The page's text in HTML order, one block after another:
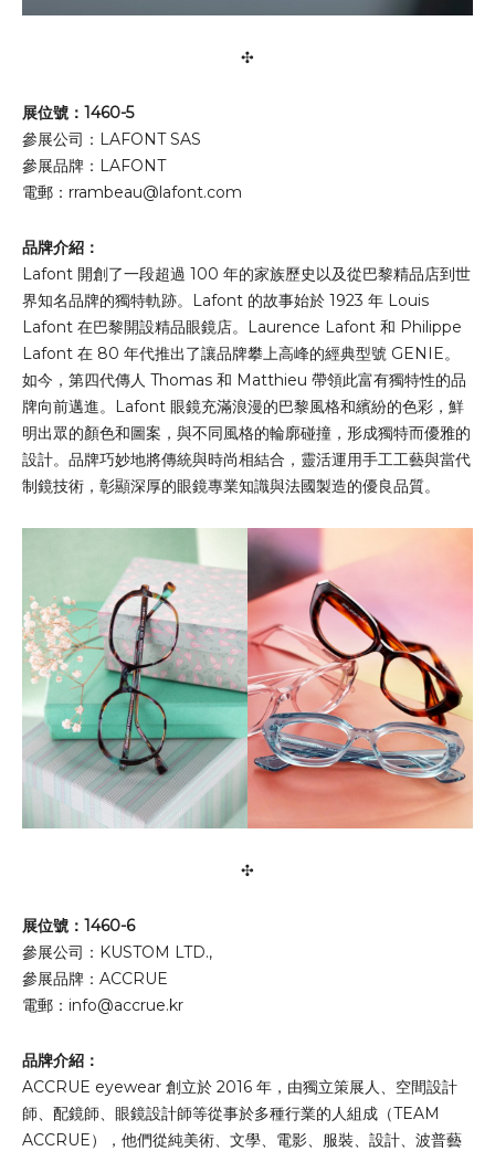
✣
展位號：1460-5
參展公司：LAFONT SAS
參展品牌：LAFONT
電郵： rrambeau@lafont.com
品牌介紹：
Lafont 開創了一段超過 100 年的家族歷史以及從巴黎精品店到世
界知名品牌的獨特軌跡。Lafont 的故事始於 1923 年 Louis
Lafont 在巴黎開設精品眼鏡店。Laurence Lafont 和 Philippe
Lafont 在 80 年代推出了讓品牌攀上高峰的經典型號 GENIE。
如今，第四代傳人 Thomas 和 Matthieu 帶領此富有獨特性的品
牌向前邁進。Lafont 眼鏡充滿浪漫的巴黎風格和繽紛的色彩，鮮
明出眾的顏色和圖案，與不同風格的輪廓碰撞，形成獨特而優雅的
設計。品牌巧妙地將傳統與時尚相結合，靈活運用手工工藝與當代
制鏡技術，彰顯深厚的眼鏡專業知識與法國製造的優良品質。
✣
展位號：1460-6
參展公司：KUSTOM LTD.,
參展品牌：ACCRUE
電郵： info@accrue.kr
品牌介紹：
ACCRUE eyewear 創立於 2016 年，由獨立策展人、空間設計
師、配鏡師、眼鏡設計師等從事於多種行業的人組成（TEAM
ACCRUE），他們從純美術、文學、電影、服裝、設計、波普藝